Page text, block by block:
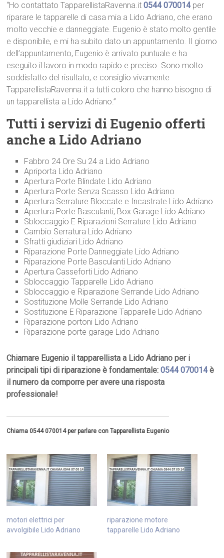
“Ho contattato TapparellistaRavenna.it0544 070014per
riparare le tapparelle di casa mia a Lido Adriano, che erano
molto vecchie e danneggiate. Eugenio è stato molto gentile
e disponibile, e mi ha subito dato un appuntamento. Il giorno
dell’appuntamento, Eugenio è arrivato puntuale e ha
eseguito il lavoro in modo rapido e preciso. Sono molto
soddisfatto del risultato, e consiglio vivamente
TapparellistaRavenna.it a tutti coloro che hanno bisogno di
un tapparellista a Lido Adriano.”
Tutti i servizi di Eugenio offerti
anche a Lido Adriano
Fabbro 24 Ore Su 24 a Lido Adriano
Apriporta Lido Adriano
Apertura Porte Blindate Lido Adriano
Apertura Porte Senza Scasso Lido Adriano
Apertura Serrature Bloccate e Incastrate Lido Adriano
Apertura Porte Basculanti, Box Garage Lido Adriano
Sbloccaggio E Riparazioni Serrature Lido Adriano
Cambio Serratura Lido Adriano
Sfratti giudiziari Lido Adriano
Riparazione Porte Danneggiate Lido Adriano
Riparazione Porte Basculanti Lido Adriano
Apertura Casseforti Lido Adriano
Sbloccaggio Tapparelle Lido Adriano
Sbloccaggio e Riparazione Serrande Lido Adriano
Sostituzione Molle Serrande Lido Adriano
Sostituzione E Riparazione Tapparelle Lido Adriano
Riparazione portoni Lido Adriano
Riparazione porte garage Lido Adriano
Chiamare Eugenio il tapparellista a Lido Adriano per i
principali tipi di riparazione è fondamentale:0544 070014è
il numero da comporre per avere una risposta
professionale!
Chiama 0544 070014 per parlare con Tapparellista Eugenio
motori elettrici per
avvolgibile Lido Adriano
riparazione motore
tapparelle Lido Adriano